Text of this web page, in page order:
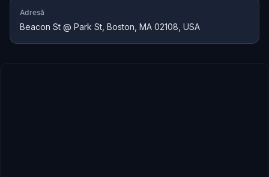
Adresă
Beacon St @ Park St, Boston, MA 02108, USA